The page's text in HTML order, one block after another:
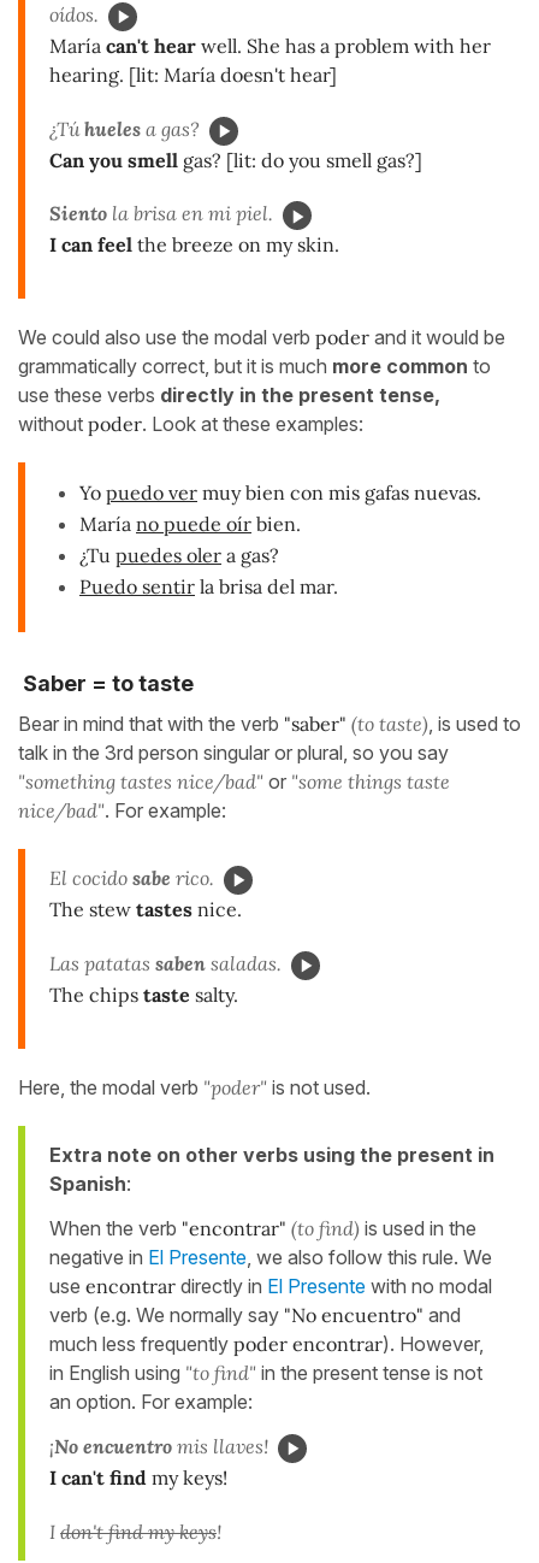
oídos.
María can't hear well. She has a problem with her
hearing. [lit: María doesn't hear]
¿Túhueles a gas?
Can you smell gas? [lit: do you smell gas?]
Siento la brisa en mi piel.
I can feel the breeze on my skin.
We could also use the modal verb poder and it would be
grammatically correct, but it is much more common to
use these verbs directly in the present tense,
without poder. Look at these examples:
Yo puedo ver muy bien con mis gafas nuevas.
María no puede oír bien.
¿Tu puedes oler a gas?
Puedo sentir la brisa del mar.
Saber = to taste
Bear in mind that with the verb "saber" (to taste), is used to
talk in the 3rd person singular or plural, so you say
"something tastes nice/bad" or "some things taste
nice/bad". For example:
El cocido sabe rico.
The stew tastes nice.
Las patatas saben saladas.
The chips taste salty.
Here, the modal verb "poder" is not used.
Extra note on other verbs using the present in
Spanish:
When the verb "encontrar" (to find) is used in the
negative in El Presente , we also follow this rule. We
use encontrar directly in El Presente with no modal
verb (e.g. We normally say "No encuentro" and
much less frequently poder encontrar). However,
in English using "to find" in the present tense is not
an option. For example:
¡No encuentro mis llaves!
I can't find my keys!
I don't find my keys!